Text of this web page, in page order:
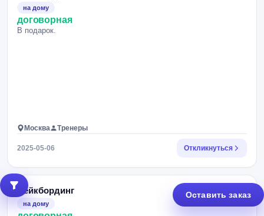
на дому
договорная
В подарок.
Москва Тренеры
2025-05-06 Откликнуться
Вейкбординг
на дому
Оставить заказ